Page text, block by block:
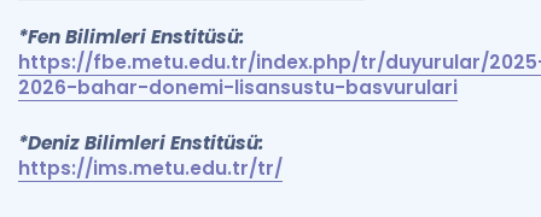
*Fen Bilimleri Enstitüsü:
https://fbe.metu.edu.tr/index.php/tr/duyurular/
2026-bahar-donemi-lisansustu-basvurulari
*Deniz Bilimleri Enstitüsü:
https://ims.metu.edu.tr/tr/